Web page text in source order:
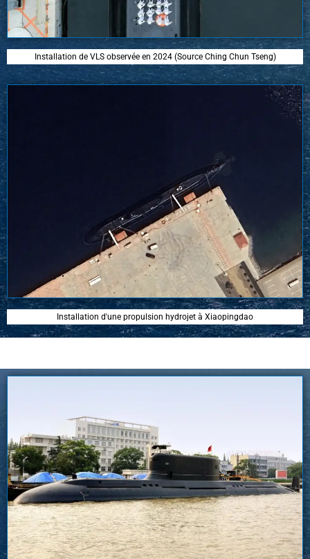
Installation de VLS observée en 2024 (Source Ching Chun Tseng)
Installation d'une propulsion hydrojet à Xiaopingdao